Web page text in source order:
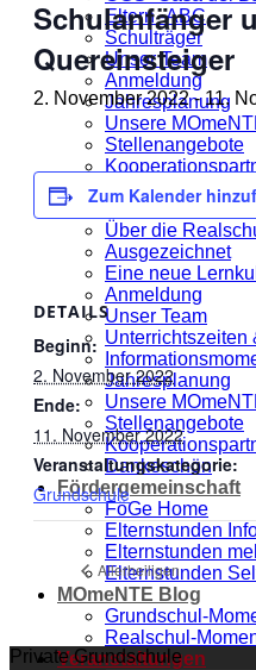
Eltern -ABC
Schulträger
Unser Team
Anmeldung
Jahresplanung
Unsere
Stellenangebote
Dankeschön
Realschule
Über die
Ausgezeichnet
Eine neue
Anmeldung
Unser Team
Unterrichtszeiten
Jahresplanung
Unsere
Stellenangebote
Dankeschön
Fördergemeinschaft
FöGe Home
Elternstunden
Elternstunden
Elternstunden
MOmeNTE Blog
Grundschul-
Realschul-
Veranstaltungen
Schulanfänger
Quereinsteiger
2. November 2022-11.
Zum Kalender
DETAILS
Beginn:
2. November 2022
Ende:
11. November 2022
Veranstaltungskategorie:
Grundschule
Allerheiligen
Private Grundschule